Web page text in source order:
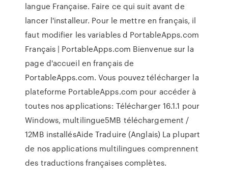
langue Française. Faire ce qui suit avant de
lancer l'installeur. Pour le mettre en français, il
faut modifier les variables d PortableApps.com
Français | PortableApps.com Bienvenue sur la
page d'accueil en français de
PortableApps.com. Vous pouvez télécharger la
plateforme PortableApps.com pour accéder à
toutes nos applications: Télécharger 16.1.1 pour
Windows, multilingue5MB téléchargement /
12MB installésAide Traduire (Anglais) La plupart
de nos applications multilingues comprennent
des traductions françaises complètes.